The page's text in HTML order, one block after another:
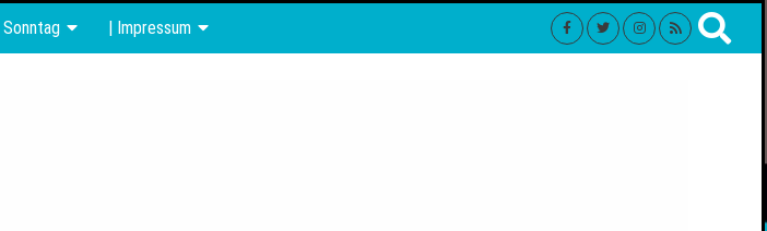
Sonntag | Impressum